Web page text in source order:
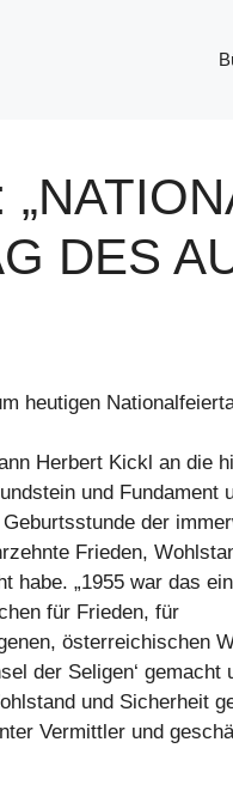
DES
heutigen
Herbert Kickl an die
und Fundament
der
Frieden,
habe. „1955 war das
für Frieden, für
österreichischen
der Seligen‘ gemacht
und Sicherheit
Vermittler und